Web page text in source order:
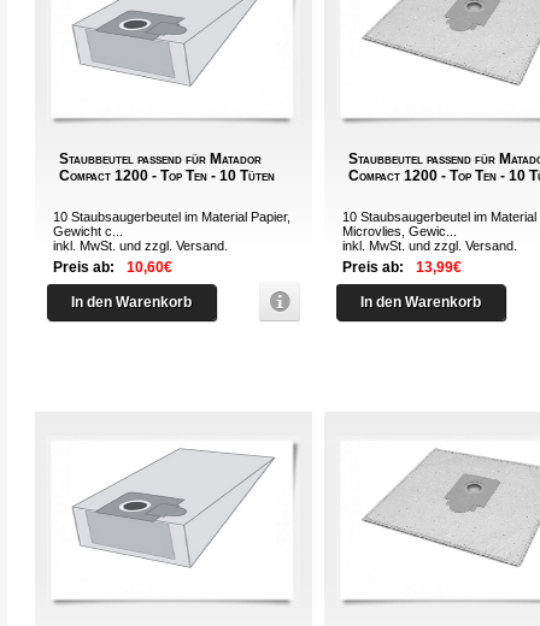
Staubbeutel passend für Matador
Compact 1200 - Top Ten - 10 Tüten
10 Staubsaugerbeutel im Material Papier,
Gewicht c...
inkl. MwSt. und zzgl.Versand
Preis ab: 10,60€
In den Warenkorb
Staubbeutel passend für
Compact 1200 - Top Ten - 10
10 Staubsaugerbeutel im Material
Microvlies, Gewic...
inkl. MwSt. und zzgl.Versand
Preis ab: 13,99€
In den Warenkorb